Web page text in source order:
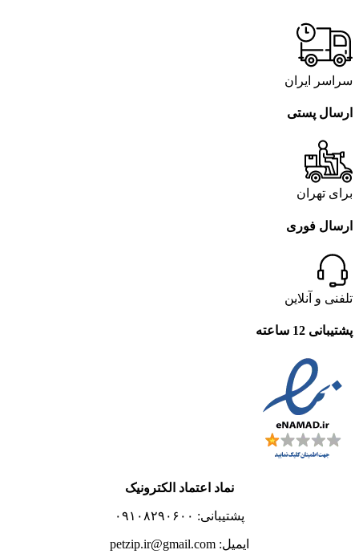
سراسر ایران
ارسال پستی
برای تهران
ارسال فوری
تلفنی و آنلاین
پشتیبانی 12 ساعته
نماد اعتماد الکترونیک
پشتیبانی: ۰۹۱۰۸۲۹۰۶۰۰
ایمیل: petzip.ir@gmail.com